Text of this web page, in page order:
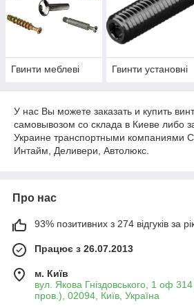
Гвинти меблеві Гвинти установні
У нас Вы можете заказать и купить
самовывозом со склада в Киеве либо
Украине транспортными компаниями
Интайм, Деливери, Автолюкс.
Про нас
93% позитивних з 274 відгуків за
Працює з 26.07.2013
м. Київ
вул. Якова Гніздовського, 1 оф
пров.), 02094, Київ, Україна